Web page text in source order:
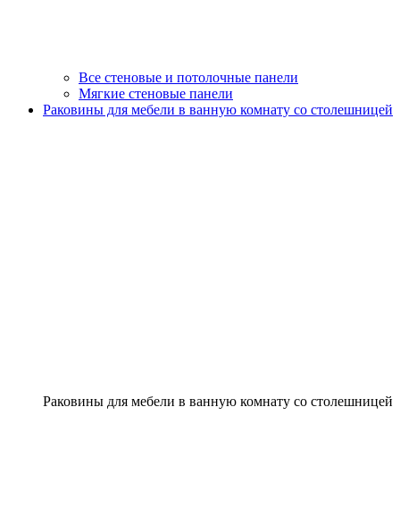
Все стеновые и потолочные панели
Мягкие стеновые панели
Раковины для мебели в ванную комнату со столешницей
Раковины для мебели в ванную комнату со столешницей